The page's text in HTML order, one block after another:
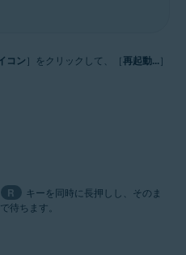
コン ］をクリックして、［再起動...］
R
キーを同時に長押しし、そのま
待ちます。